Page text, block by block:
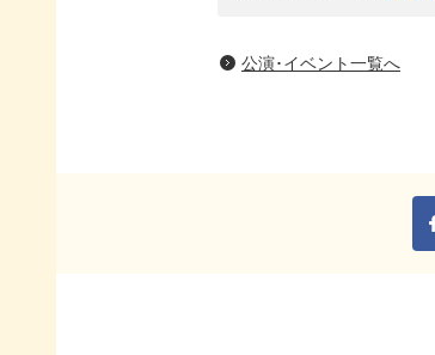
公演･イベント一覧へ